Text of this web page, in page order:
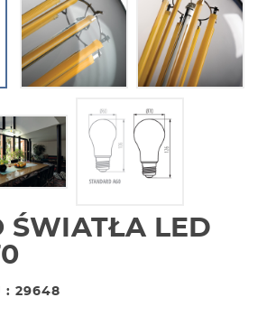
ŚWIATŁA LED
: 29648